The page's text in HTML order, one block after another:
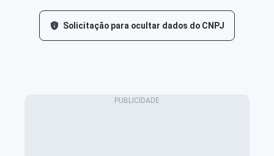
Solicitação para ocultar dados do CNPJ